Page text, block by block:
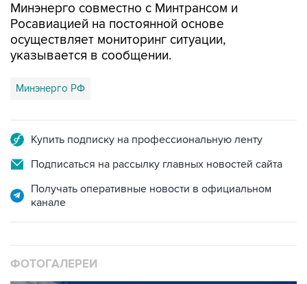
Минэнерго совместно с Минтрансом и
Росавиацией на постоянной основе
осуществляет мониторинг ситуации,
указывается в сообщении.
Минэнерго РФ
Купить подписку на профессиональную ленту
Подписаться на рассылку главных новостей сайта
Получать оперативные новости в официальном
канале
ФОТОГАЛЕРЕИ